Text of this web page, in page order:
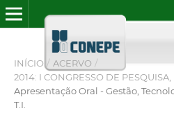
INÍCIO / ACERVO /
2014: I CONGRESSO DE
Apresentação Oral - Gestão,
T.I.